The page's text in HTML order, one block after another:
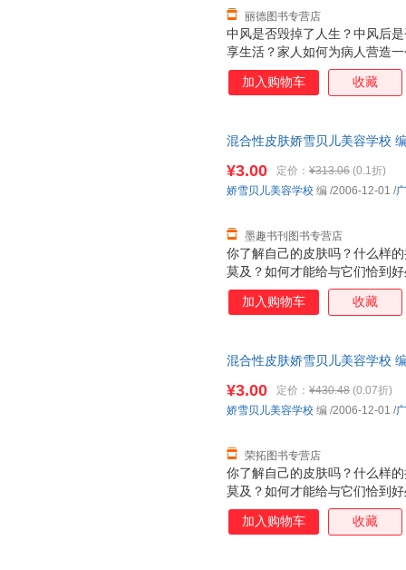
中风是否毁掉了人生？中风后
享生活？家人如何为病人营造
中风患者康复带来希望？……《
册》从中风患者和家属的角度
家属的角度出发，从发病到治
是一场突如其来的打击。作为
奇星药业是深深了解病人的痛
丽德图书专营店
加入购物车 收藏
混合性皮肤娇雪贝儿美容学校
你了解自己的皮肤吗？什么样
莫及？如何才能给与它们恰到
而衰老，出现的问题也随着污
的美丽呢？在了解你的皮肤状
¥3.00 定价： ¥313.06 (0.1折)
墨趣书刊图书专营店
娇雪贝儿美容学校 编 /2006-12-01 /
加入购物车 收藏
混合性皮肤娇雪贝儿美容学校
你了解自己的皮肤吗？什么样
莫及？如何才能给与它们恰到
而衰老，出现的问题也随着污
的美丽呢？在了解你的皮肤状
¥3.00 定价： ¥430.48 (0.07折)
荣拓图书专营店
娇雪贝儿美容学校 编 /2006-12-01 /
加入购物车 收藏